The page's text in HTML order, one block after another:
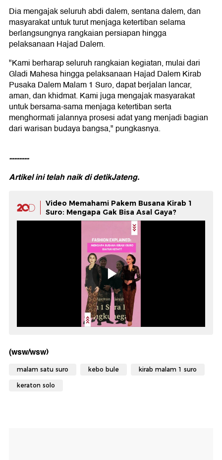
Dia mengajak seluruh abdi dalem, sentana dalem, dan
masyarakat untuk turut menjaga ketertiban selama
berlangsungnya rangkaian persiapan hingga
pelaksanaan Hajad Dalem.
"Kami berharap seluruh rangkaian kegiatan, mulai dari
Gladi Mahesa hingga pelaksanaan Hajad Dalem Kirab
Pusaka Dalem Malam 1 Suro, dapat berjalan lancar,
aman, dan khidmat. Kami juga mengajak masyarakat
untuk bersama-sama menjaga ketertiban serta
menghormati jalannya prosesi adat yang menjadi bagian
dari warisan budaya bangsa," pungkasnya.
--------
Artikel ini telah naik didetikJateng.
Video Memahami Pakem Busana Kirab 1
Suro: Mengapa Gak Bisa Asal Gaya?
(wsw/wsw)
malam satu suro kebo bule kirab malam 1 suro
keraton solo